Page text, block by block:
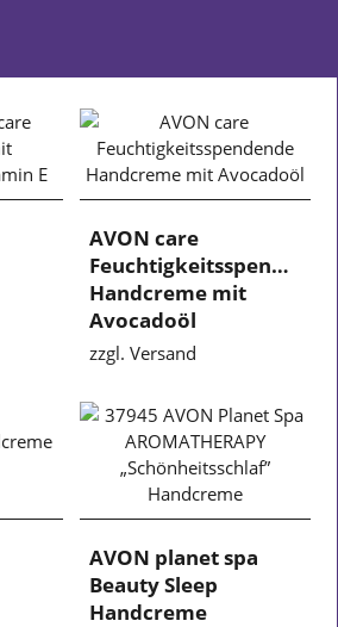
AVON care
Feuchtigkeitsspendende
Handcreme mit
Avocadoöl
zzgl. Versand
AVON planet spa
Beauty Sleep
Handcreme